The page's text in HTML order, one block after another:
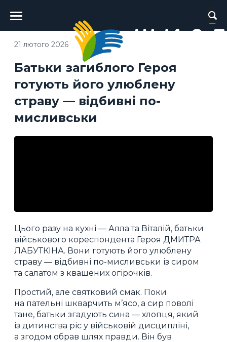
Головне
меню
Батьки загиблого Героя
готують його улюблену
страву — відбивні по-
мисливськи
21 лютого 2026
Цього разу на кухні — Алла та Віталій, батьки
військового кореспондента Героя ДМИТРА
ЛАБУТКІНА. Вони готують його улюблену
страву — відбивні по-мисливськи із сиром
та салатом з квашених огірочків.
Простий, але святковий смак. Поки
на пательні шкварчить м’ясо, а сир поволі
тане, батьки згадують сина — хлопця, який
із дитинства ріс у військовій дисципліні,
а згодом обрав шлях правди. Він був